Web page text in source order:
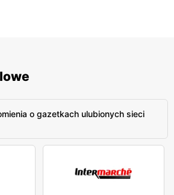
o gazetkach ulubionych sieci